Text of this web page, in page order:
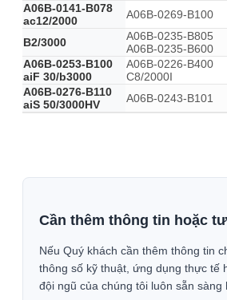
A06B-0141-B078
ac12/2000
A06B-0269-B100
B2/3000
A06B-0235-B805
A06B-0235-B600
A06B-0253-B100
aiF 30/b3000
A06B-0226-B400
C8/2000I
A06B-0276-B110
aiS 50/3000HV
A06B-0243-B101
Cần thêm thông tin hoặc
Nếu Quý khách cần thêm thông tin
thông số kỹ thuật, ứng dụng thực tế
đội ngũ của chúng tôi luôn sẵn sàng